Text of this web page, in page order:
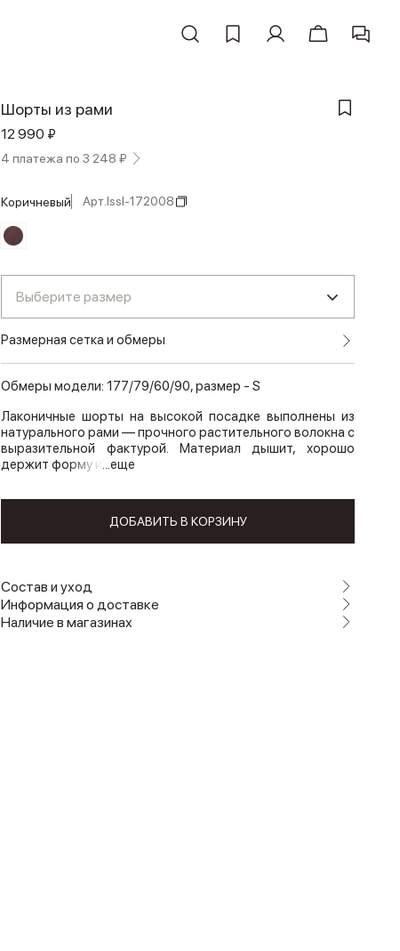
Шорты из рами
12 990 ₽
4 платежа по 3 248 ₽
коричневый Арт.lssl-172008
Выберите размер
Размерная сетка и обмеры
Обмеры модели: 177/79/60/90, размер - S
Лаконичные шорты на высокой посадке выполнены из
натурального рами — прочного растительного волокна с
выразительной фактурой. Материал дышит, хорошо
держит форму и ...еще
ДОБАВИТЬ В КОРЗИНУ
Состав и уход
Информация о доставке
Наличие в магазинах